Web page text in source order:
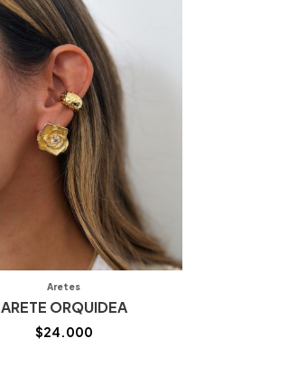
Aretes
ARETE ORQUIDEA
$24.000